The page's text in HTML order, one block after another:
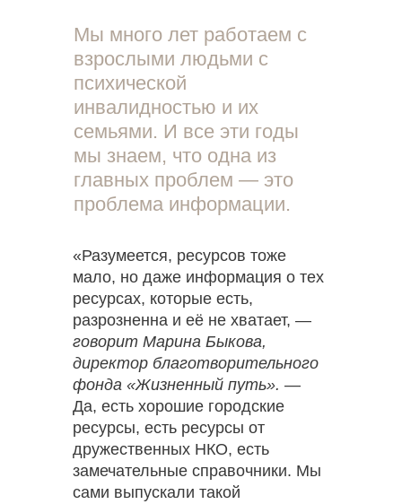
Мы много лет работаем с
взрослыми людьми с
психической
инвалидностью и их
семьями. И все эти годы
мы знаем, что одна из
главных проблем — это
проблема информации.
«Разумеется, ресурсов тоже
мало, но даже информация о тех
ресурсах, которые есть,
разрозненна и её не хватает, —
говорит Марина Быкова,
директор благотворительного
фонда «Жизненный путь». —
Да, есть хорошие городские
ресурсы, есть ресурсы от
дружественных НКО, есть
замечательные справочники. Мы
сами выпускали такой